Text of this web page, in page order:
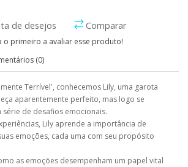
de desejos Comparar
o primeiro a avaliar esse produto!
(0)
Terrível', conhecemos Lily, uma garota
aparentemente perfeito, mas logo se
de desafios emocionais.
Lily aprende a importância de
emoções, cada uma com seu propósito
as emoções desempenham um papel vital